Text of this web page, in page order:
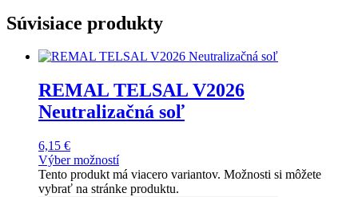
Súvisiace produkty
REMAL TELSAL V2026
Neutralizačná soľ
6,15 €
Výber možností
Tento produkt má viacero variantov. Možnosti si môžete
vybrať na stránke produktu.